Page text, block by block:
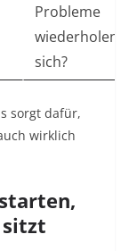
Probleme
wiederholen
sich?
sorgt dafür,
wirklich